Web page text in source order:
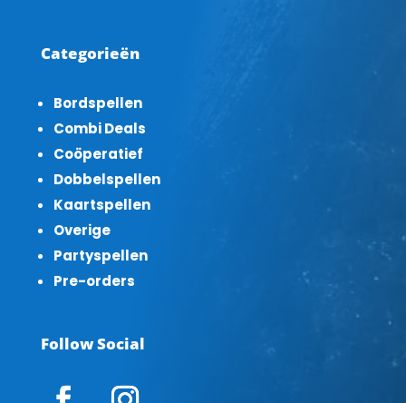
Categorieën
Bordspellen
Combi Deals
Coöperatief
Dobbelspellen
Kaartspellen
Overige
Partyspellen
Pre-orders
Follow Social